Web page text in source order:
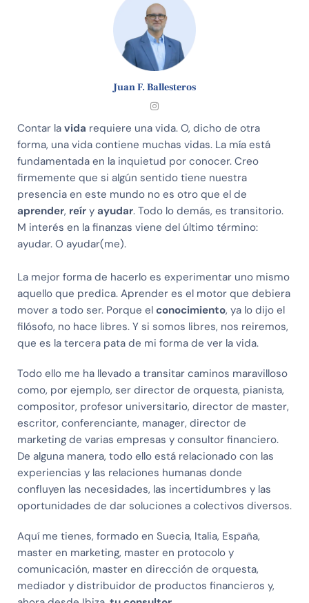
Juan F. Ballesteros
Contar la vida requiere una vida. O, dicho de otra
forma, una vida contiene muchas vidas. La mía está
fundamentada en la inquietud por conocer. Creo
firmemente que si algún sentido tiene nuestra
presencia en este mundo no es otro que el de
aprender, reír y ayudar. Todo lo demás, es transitorio.
M interés en la finanzas viene del último término:
ayudar. O ayudar(me).
La mejor forma de hacerlo es experimentar uno mismo
aquello que predica. Aprender es el motor que debiera
mover a todo ser. Porque el conocimiento, ya lo dijo el
filósofo, no hace libres. Y si somos libres, nos reiremos,
que es la tercera pata de mi forma de ver la vida.
Todo ello me ha llevado a transitar caminos maravilloso
como, por ejemplo, ser director de orquesta, pianista,
compositor, profesor universitario, director de master,
escritor, conferenciante, manager, director de
marketing de varias empresas y consultor financiero.
De alguna manera, todo ello está relacionado con las
experiencias y las relaciones humanas donde
confluyen las necesidades, las incertidumbres y las
oportunidades de dar soluciones a colectivos diversos.
Aquí me tienes, formado en Suecia, Italia, España,
master en marketing, master en protocolo y
comunicación, master en dirección de orquesta,
mediador y distribuidor de productos financieros y,